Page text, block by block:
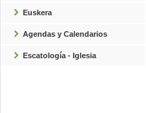
Euskera
Agendas y Calendarios
Escatología - Iglesia